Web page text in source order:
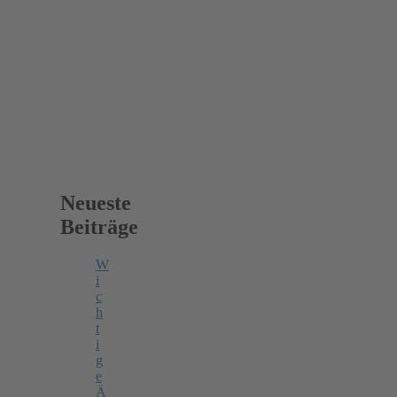
Neueste
Beiträge
W
i
c
h
t
i
g
e
Ä